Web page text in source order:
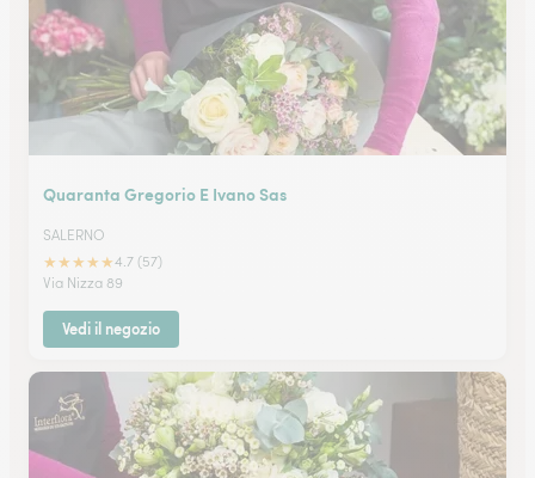
Quaranta Gregorio E Ivano Sas
SALERNO
★★★★★4.7 (57)
Via Nizza 89
Vedi il negozio